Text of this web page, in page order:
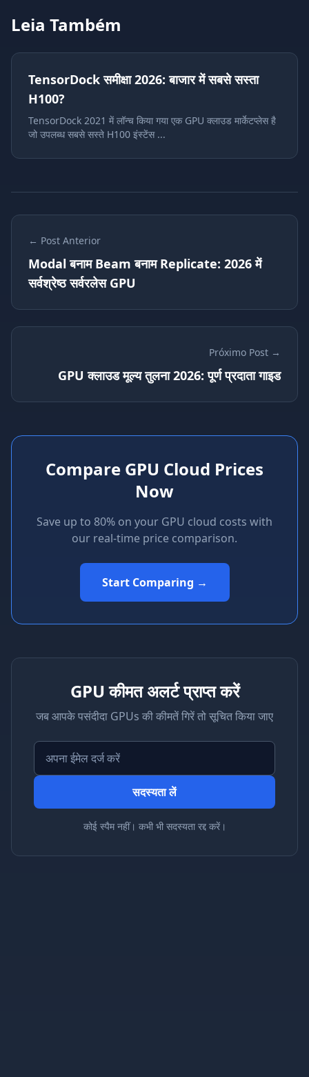
Leia Também
TensorDock समीक्षा 2026: बाजार में सबसे सस्ता
H100?
TensorDock 2021 में लॉन्च किया गया एक GPU क्लाउड मार्केटप्लेस है
जो उपलब्ध सबसे सस्ते H100 इंस्टेंस ...
← Post Anterior
Modal बनाम Beam बनाम Replicate: 2026 में
सर्वश्रेष्ठ सर्वरलेस GPU
Próximo Post →
GPU क्लाउड मूल्य तुलना 2026: पूर्ण प्रदाता गाइड
Compare GPU Cloud Prices
Now
Save up to 80% on your GPU cloud costs with
our real-time price comparison.
Start Comparing →
GPU कीमत अलर्ट प्राप्त करें
जब आपके पसंदीदा GPUs की कीमतें गिरें तो सूचित किया जाए
सदस्यता लें
कोई स्पैम नहीं। कभी भी सदस्यता रद्द करें।